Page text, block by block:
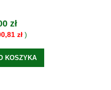
zł
zł)
KOSZYKA